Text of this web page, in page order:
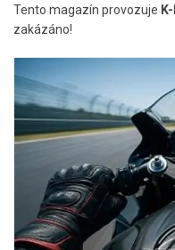
Tento magazín provozuje
zakázáno!